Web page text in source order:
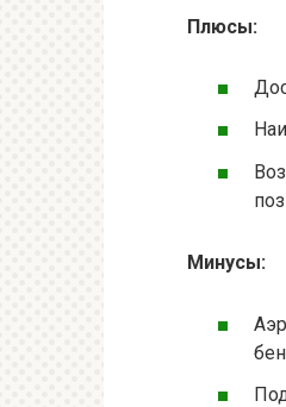
Плюсы:
Минусы: